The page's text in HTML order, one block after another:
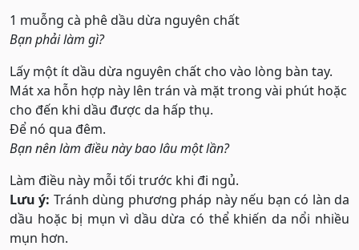
1 muỗng cà phê dầu dừa nguyên chất
Bạn phải làm gì?
Lấy một ít dầu dừa nguyên chất cho vào lòng bàn tay.
Mát xa hỗn hợp này lên trán và mặt trong vài phút hoặc
cho đến khi dầu được da hấp thụ.
Để nó qua đêm.
Bạn nên làm điều này bao lâu một lần?
Làm điều này mỗi tối trước khi đi ngủ.
Lưu ý: Tránh dùng phương pháp này nếu bạn có làn da
dầu hoặc bị mụn vì dầu dừa có thể khiến da nổi nhiều
mụn hơn.